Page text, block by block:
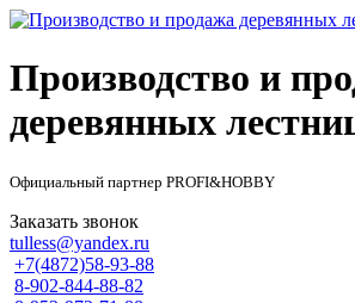
Производство и
деревянных
Официальный партнер PROFI&HOBBY
Заказать звонок
tulless@yandex.ru
+7(4872)58-93-88
8-902-844-88-82